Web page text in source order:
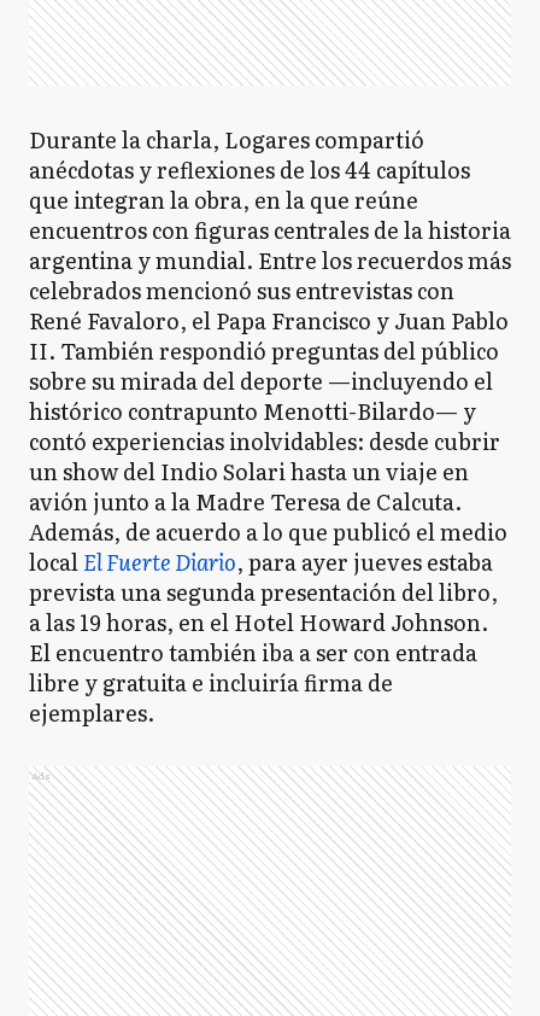
Durante la charla, Logares compartió
anécdotas y reflexiones de los 44 capítulos
que integran la obra, en la que reúne
encuentros con figuras centrales de la historia
argentina y mundial. Entre los recuerdos más
celebrados mencionó sus entrevistas con
René Favaloro, el Papa Francisco y Juan Pablo
II. También respondió preguntas del público
sobre su mirada del deporte —incluyendo el
histórico contrapunto Menotti-Bilardo— y
contó experiencias inolvidables: desde cubrir
un show del Indio Solari hasta un viaje en
avión junto a la Madre Teresa de Calcuta.
Además, de acuerdo a lo que publicó el medio
localEl Fuerte Diario, para ayer jueves estaba
prevista una segunda presentación del libro,
a las 19 horas, en el Hotel Howard Johnson.
El encuentro también iba a ser con entrada
libre y gratuita e incluiría firma de
ejemplares.
Ads